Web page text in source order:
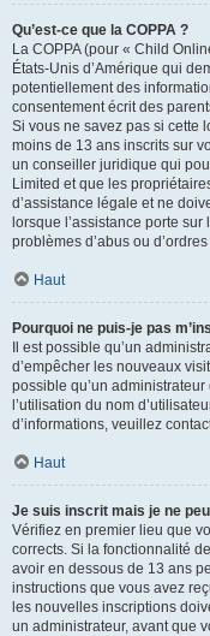
Qu’est-ce que la COPPA ?
La COPPA (pour « Child
États-Unis d’Amérique qui
potentiellement des
consentement écrit des
Si vous ne savez pas si cette
moins de 13 ans inscrits sur
un conseiller juridique qui
Limited et que les
d’assistance légale et ne
lorsque l’assistance porte
problèmes d’abus ou
Haut
Pourquoi ne puis-je pas
Il est possible qu’un
d’empêcher les nouveaux
possible qu’un
l’utilisation du nom
d’informations, veuillez
Haut
Je suis inscrit mais je ne
Vérifiez en premier lieu que
corrects. Si la fonctionnalité
avoir en dessous de 13 ans
instructions que vous avez
les nouvelles inscriptions
un administrateur, avant que